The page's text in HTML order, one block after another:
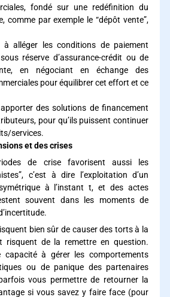
fondé sur une redéfinition du
comme par exemple le “dépôt vente”,
à alléger les conditions de paiement
réserve d’assurance-crédit ou de
en négociant en échange des
pour équilibrer cet effort et ce
des solutions de financement
pour qu’ils puissent continuer
services.
et des crises
de crise favorisent aussi les
c’est à dire l’exploitation d’un
à l’instant t, et des actes
souvent dans les moments de
bien sûr de causer des torts à la
risquent de la remettre en question.
à gérer les comportements
ou de panique des partenaires
vous permettre de retourner la
si vous savez y faire face (pour